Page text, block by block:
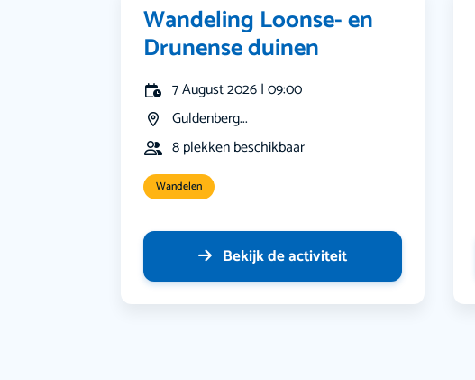
Wandeling Loonse- en
Drunense duinen
7 August 2026 | 09:00
Guldenberg...
8 plekken beschikbaar
Wandelen
Bekijk de activiteit